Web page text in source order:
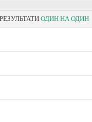
ОДИН НА ОДИН